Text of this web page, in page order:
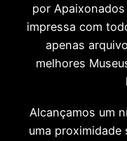
por
impressa com
apenas
melhores
Alcançamos um
uma proximidade